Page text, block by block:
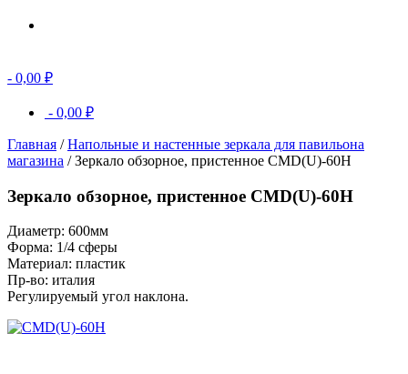
- 0,00 ₽
- 0,00 ₽
Главная /Напольные и настенные зеркала для павильона
магазина / Зеркало обзорное, пристенное CMD(U)-60H
Зеркало обзорное, пристенное CMD(U)-60H
Диаметр: 600мм
Форма: 1/4 сферы
Материал: пластик
Пр-во: италия
Регулируемый угол наклона.